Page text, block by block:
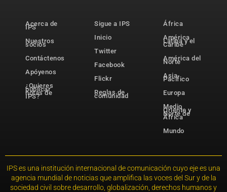
Acerca de
IPS
Nuestros
socios
Contáctenos
Apóyenos
¿Quieres
publicar
notas de
IPS?
Sigue a IPS
Inicio
Twitter
Facebook
Flickr
Reglas de
comunidad
África
América
Latina y el
Caribe
América del
Norte
Asia-
Pacífico
Europa
Medio
Oriente y
Norte de
África
Mundo
IPS es una institución internacional de comunicación cuyo eje es una
agencia mundial de noticias que amplifica las voces del Sur y de la
sociedad civil sobre desarrollo, globalización, derechos humanos y